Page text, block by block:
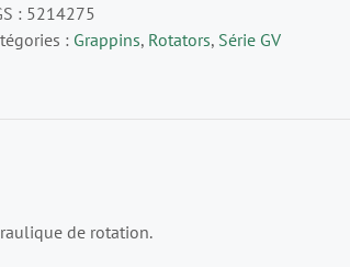
GV14-
S
: 5214275
: Grappins, Rotators, Série GV
de rotation.